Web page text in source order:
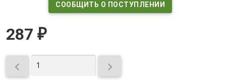
СООБЩИТЬ О ПОСТУПЛЕНИИ
287 ₽
 